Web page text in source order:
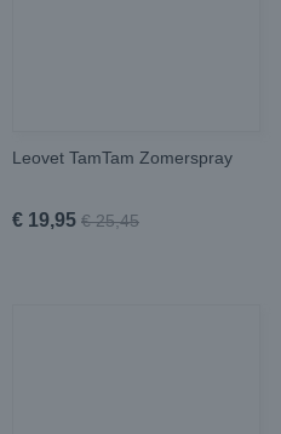
Leovet TamTam Zomerspray
€ 19,95 € 25,45